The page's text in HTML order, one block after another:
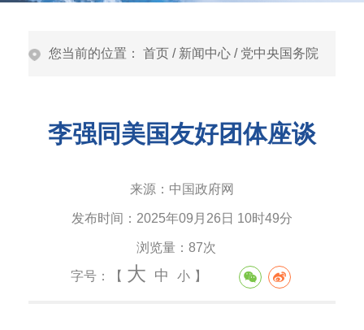
您当前的位置： 首页 / 新闻中心 / 党中央国务院
李强同美国友好团体座谈
来源： 中国政府网
发布时间： 2025年09月26日 10时49分
浏览量： 87次
字号：【 大 中 小 】